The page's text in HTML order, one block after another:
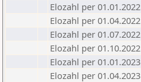
Elozahl per 01.01.2022
Elozahl per 01.04.2022
Elozahl per 01.07.2022
Elozahl per 01.10.2022
Elozahl per 01.01.2023
Elozahl per 01.04.2023